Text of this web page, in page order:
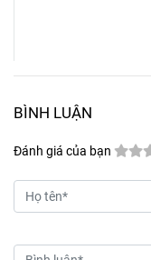
BÌNH LUẬN
Đánh giá của bạn